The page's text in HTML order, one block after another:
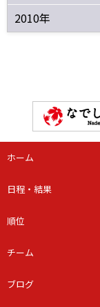
2010年
ホーム
日程・結果
順位
チーム
ブログ